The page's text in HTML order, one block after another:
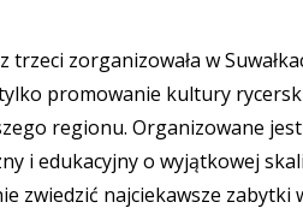
zorganizowała w
promowanie kultury
regionu. Organizowane
i edukacyjny o wyjątkowej
zwiedzić najciekawsze zabytki